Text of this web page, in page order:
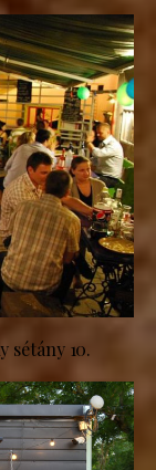
sétány 10.